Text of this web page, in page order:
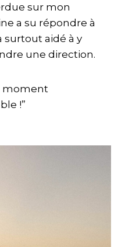
sur mon
a su répondre à
surtout aidé à y
une direction.
moment
!”